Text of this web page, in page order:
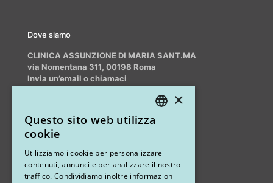
Dove siamo
CLINICA ASSUNZIONE DI MARIA SANT.MA
via Nomentana 311, 00198 Roma
Invia un’email o chiamaci
Altri studi
STUDIO MARIANETTI MED
×
Questo sito web utilizza
cookie
Utilizziamo i cookie per personalizzare
contenuti, annunci e per analizzare il nostro
traffico. Condividiamo inoltre informazioni